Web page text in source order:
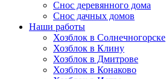
Снос деревянного дома
Снос дачных домов
Наши работы
Хозблок в Солнечногорске
Хозблок в Клину
Хозблок в Дмитрове
Хозблок в Конаково